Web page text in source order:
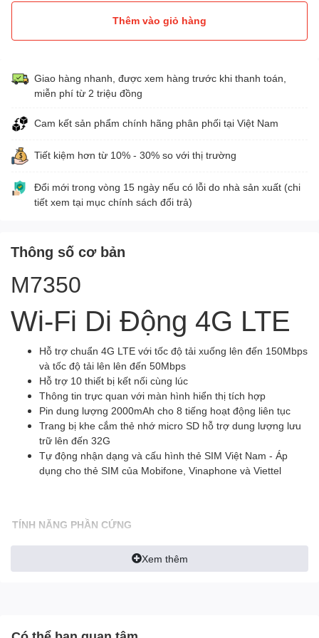
Thêm vào giỏ hàng
Giao hàng nhanh, được xem hàng trước khi thanh toán,
miễn phí từ 2 triệu đồng
Cam kết sản phẩm chính hãng phân phối tại Việt Nam
Tiết kiệm hơn từ 10% - 30% so với thị trường
Đổi mới trong vòng 15 ngày nếu có lỗi do nhà sản xuất (chi
tiết xem tại mục chính sách đổi trả)
Thông số cơ bản
M7350
Wi-Fi Di Động 4G LTE
Hỗ trợ chuẩn 4G LTE với tốc độ tải xuống lên đến 150Mbps
và tốc độ tải lên lên đến 50Mbps
Hỗ trợ 10 thiết bị kết nối cùng lúc
Thông tin trực quan với màn hình hiển thị tích hợp
Pin dung lượng 2000mAh cho 8 tiếng hoạt động liên tục
Trang bị khe cắm thẻ nhớ micro SD hỗ trợ dung lượng lưu
trữ lên đến 32G
Tự động nhận dạng và cấu hình thẻ SIM Việt Nam - Áp
dụng cho thẻ SIM của Mobifone, Vinaphone và Viettel
TÍNH NĂNG PHẦN CỨNG
Khe cắm Micro SD
Xem thêm